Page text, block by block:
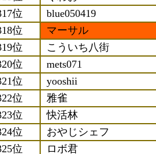
位
blue050419
位
マーサル
位
こういち八街
位
mets071
位
yooshii
位
雅雀
位
快活林
位
おやじシェフ
位
ロボ君